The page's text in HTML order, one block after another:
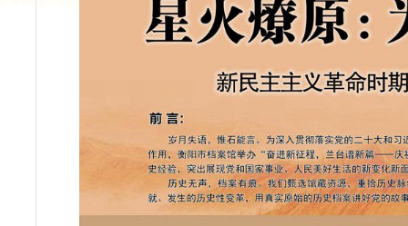
馆藏概况>成果展示> 正文